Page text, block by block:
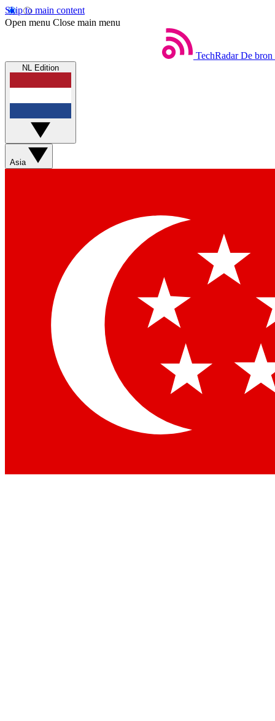
Skip to main content
Open menu Close main menu
TechRadar De bron
NL Edition
Asia